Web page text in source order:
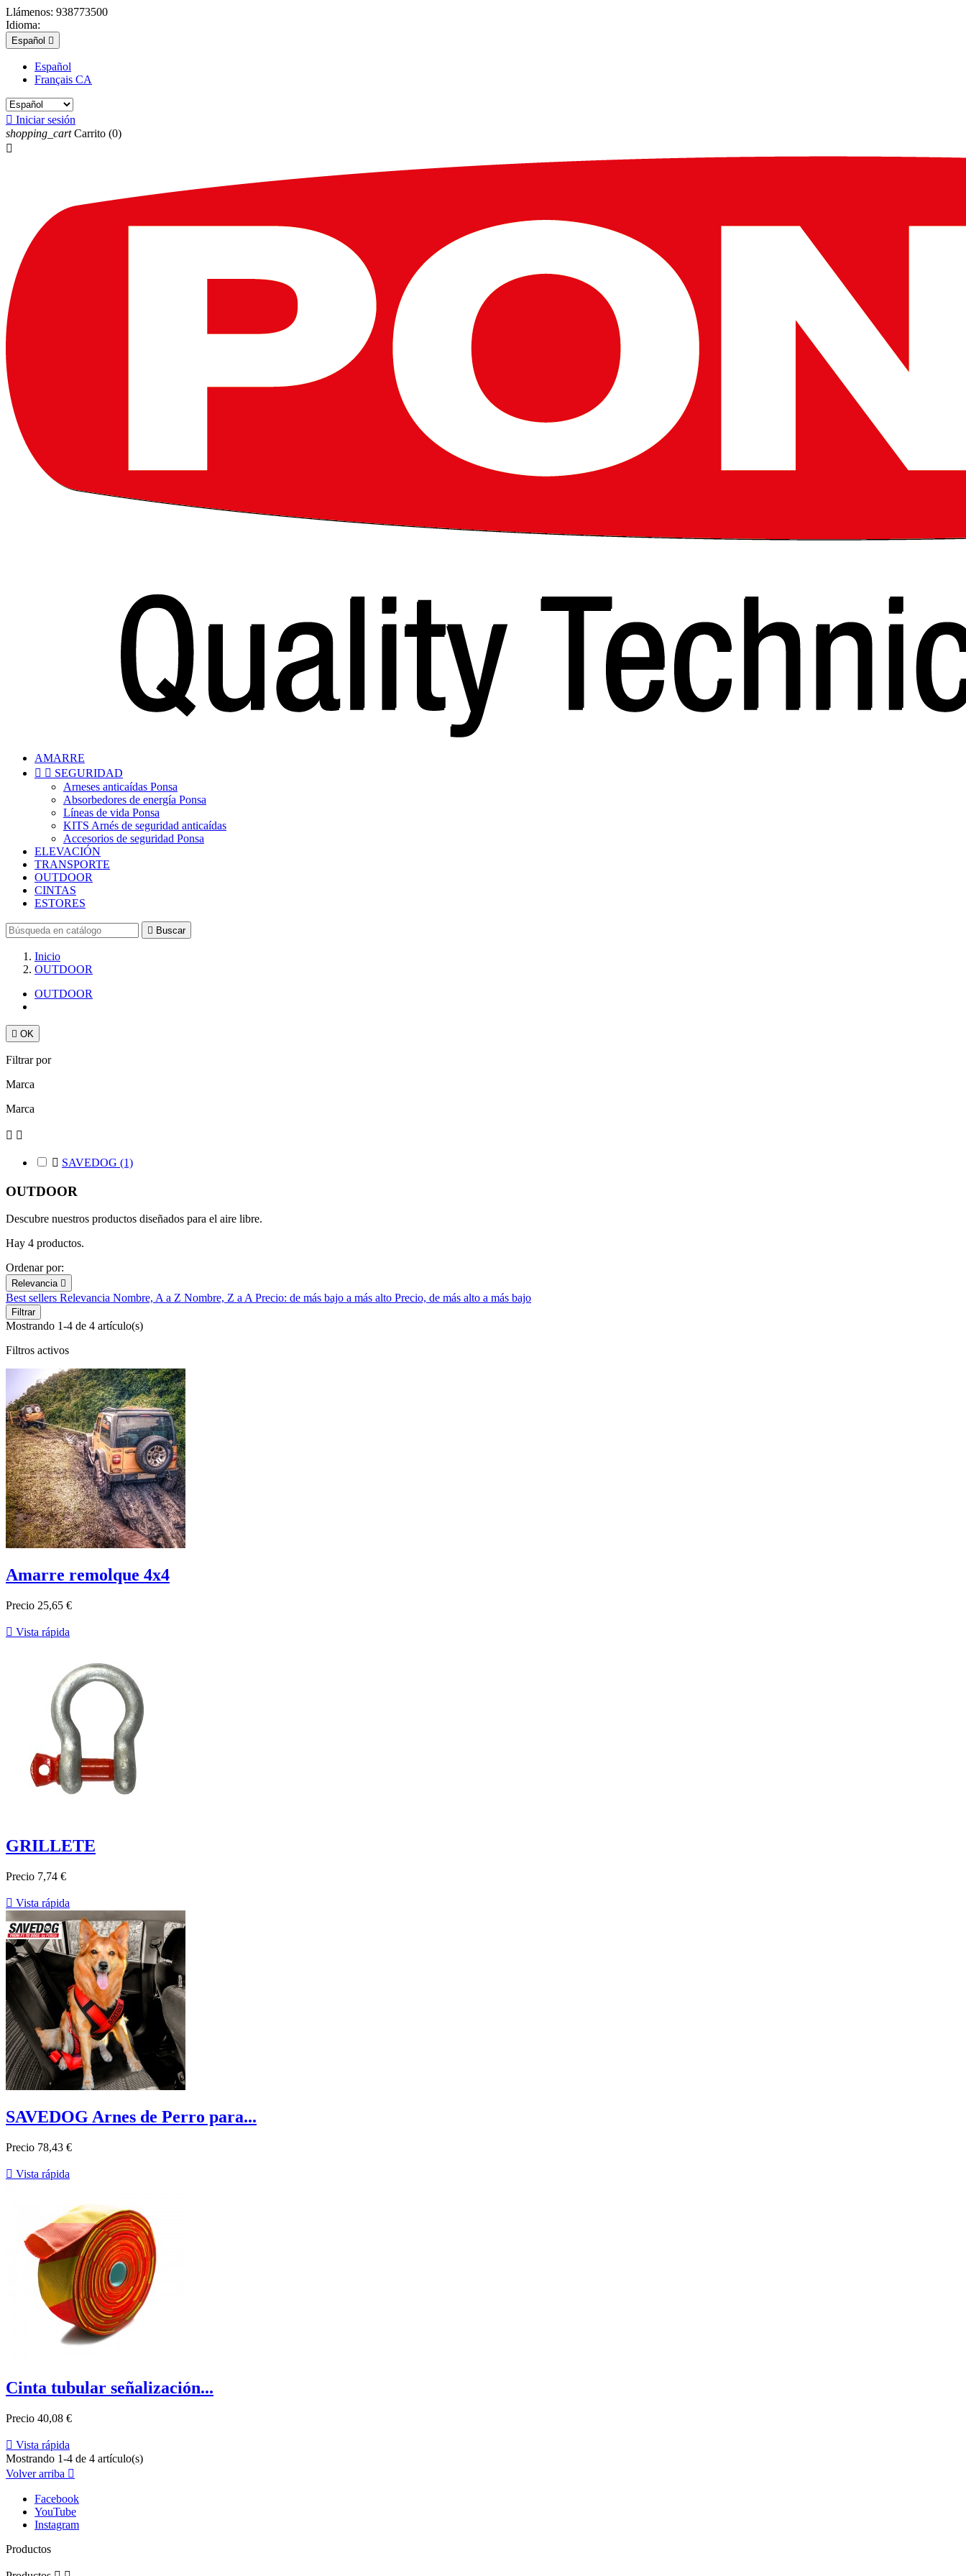
Llámenos: 938773500
Idioma:
Español 
Español
Français CA
 Iniciar sesión
shopping_cart Carrito (0)

AMARRE
  SEGURIDAD
Arneses anticaídas Ponsa
Absorbedores de energía Ponsa
Líneas de vida Ponsa
KITS Arnés de seguridad anticaídas
Accesorios de seguridad Ponsa
ELEVACIÓN
TRANSPORTE
OUTDOOR
CINTAS
ESTORES
 Buscar
Inicio
OUTDOOR
OUTDOOR
 OK
Filtrar por
Marca
Marca
 
 SAVEDOG (1)
OUTDOOR
Descubre nuestros productos diseñados para el aire libre.
Hay 4 productos.
Ordenar por:
Relevancia 
Best sellers Relevancia Nombre, A a Z Nombre, Z a APrecio: de más bajo a más alto Precio, de más alto a más bajo
Filtrar
Mostrando 1-4 de 4 artículo(s)
Filtros activos
Amarre remolque 4x4
Precio 25,65 €
 Vista rápida
GRILLETE
Precio 7,74 €
 Vista rápida
SAVEDOG Arnes de Perro para...
Precio 78,43 €
 Vista rápida
Cinta tubular señalización...
Precio 40,08 €
 Vista rápida
Mostrando 1-4 de 4 artículo(s)
Volver arriba 
Facebook
YouTube
Instagram
Productos